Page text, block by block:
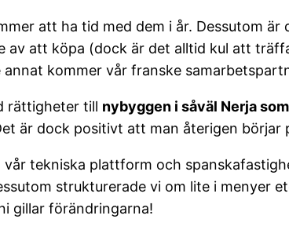
att ha tid med dem i år. Dessutom
av att köpa (dock är det alltid kul att
kommer vår franske
rättigheter till nybyggen i såväl Nerja
är dock positivt att man återigen börjar
vår tekniska plattform och
strukturerade vi om lite i menyer
gillar förändringarna!